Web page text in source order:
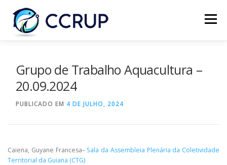
Menu
Grupo de Trabalho Aquacultura –
20.09.2024
PUBLICADO EM 4 DE JULHO, 2024
Caiena, Guyane Francesa– Sala da Assembleia Plenária da Coletividade
Territorial da Guiana (CTG)